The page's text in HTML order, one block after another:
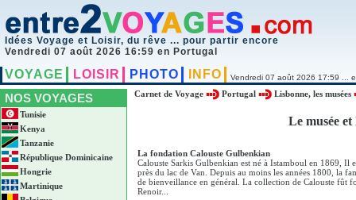
Idées Voyage et Loisir, du rêve ... pour partir encore
Vendredi 07 août 2026 16:59 en Portugal
VOYAGE LOISIR PHOTO INFO Vendredi 07 août 2026 17:59 ...
NOS VOYAGES
Tunisie
Kenya
Tanzanie
République Dominicaine
Hongrie
Martinique
Carnet de Voyage Portugal Lisbonne, les musées
Le musée
La fondation Calouste Gulbenkian
Calouste Sarkis Gulbenkian est né à Istamboul en 1869, Il
près du lac de Van. Depuis au moins les années 1800, la
de bienveillance en général. La collection de Calouste fût
Renoir...